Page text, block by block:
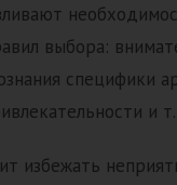
выбора:
специфики
и
избежать